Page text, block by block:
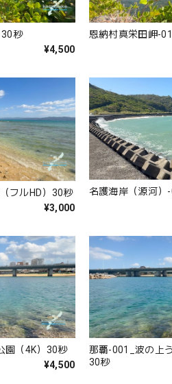
秒
¥4,500
恩納村真栄田岬-
フルHD）30秒
¥3,000
名護海岸（源河）
園（4K）30秒
¥4,500
那覇-001_波の上
30秒